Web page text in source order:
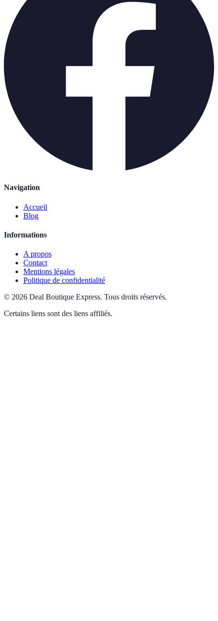
Navigation
Accueil
Blog
Informations
A propos
Contact
Mentions légales
Politique de confidentialité
© 2026 Deal Boutique Express. Tous droits réservés.
Certains liens sont des liens affiliés.